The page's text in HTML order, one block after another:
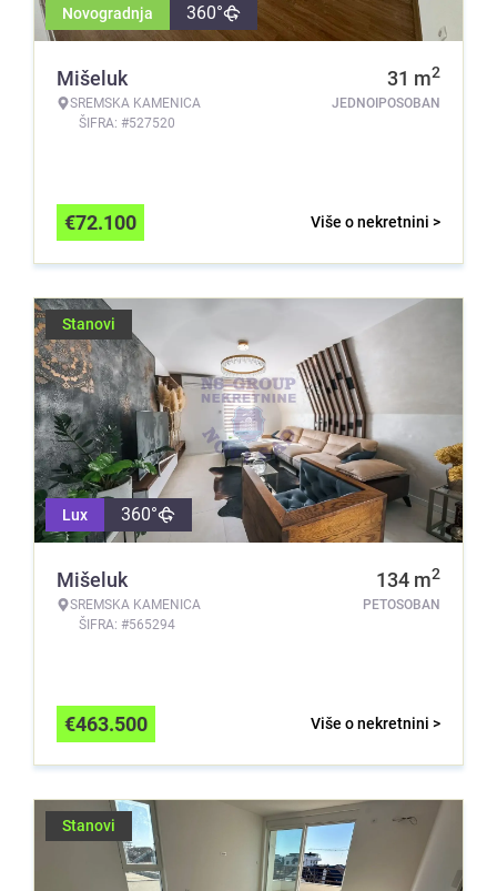
Novogradnja 360°
Mišeluk
SREMSKA KAMENICA
ŠIFRA: #527520
31 m2
JEDNOIPOSOBAN
Više o nekretnini >
€72.100
Stanovi
Lux 360°
Mišeluk
SREMSKA KAMENICA
ŠIFRA: #565294
134 m2
PETOSOBAN
Više o nekretnini >
€463.500
Stanovi